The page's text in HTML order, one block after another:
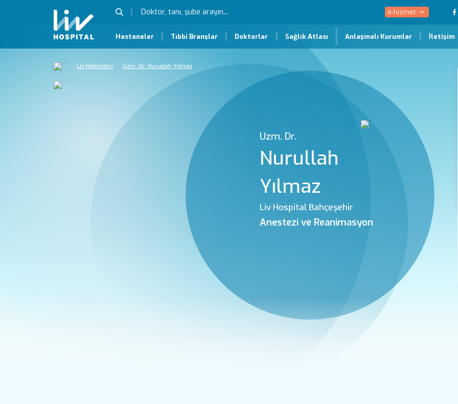
e-hizmet
Hastaneler Tıbbi Branşlar Doktorlar Sağlık Atlası Anlaşmalı Kurumlar İletişim
Liv Hekimleri Uzm. Dr. Nurullah Yılmaz
Uzm. Dr.
Nurullah
Yılmaz
Liv Hospital Bahçeşehir
Anestezi ve Reanimasyon